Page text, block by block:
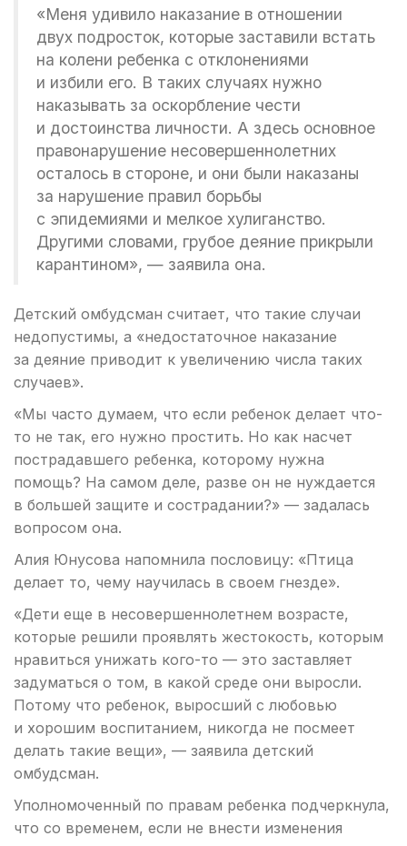
«Меня удивило наказание в отношении
двух подросток, которые заставили встать
на колени ребенка с отклонениями
и избили его. В таких случаях нужно
наказывать за оскорбление чести
и достоинства личности. А здесь основное
правонарушение несовершеннолетних
осталось в стороне, и они были наказаны
за нарушение правил борьбы
с эпидемиями и мелкое хулиганство.
Другими словами, грубое деяние прикрыли
карантином», — заявила она.
Детский омбудсман считает, что такие случаи
недопустимы, а «недостаточное наказание
за деяние приводит к увеличению числа таких
случаев».
«Мы часто думаем, что если ребенок делает что-
то не так, его нужно простить. Но как насчет
пострадавшего ребенка, которому нужна
помощь? На самом деле, разве он не нуждается
в большей защите и сострадании?» — задалась
вопросом она.
Алия Юнусова напомнила пословицу: «Птица
делает то, чему научилась в своем гнезде».
«Дети еще в несовершеннолетнем возрасте,
которые решили проявлять жестокость, которым
нравиться унижать кого-то — это заставляет
задуматься о том, в какой среде они выросли.
Потому что ребенок, выросший с любовью
и хорошим воспитанием, никогда не посмеет
делать такие вещи», — заявила детский
омбудсман.
Уполномоченный по правам ребенка подчеркнула,
что со временем, если не внести изменения